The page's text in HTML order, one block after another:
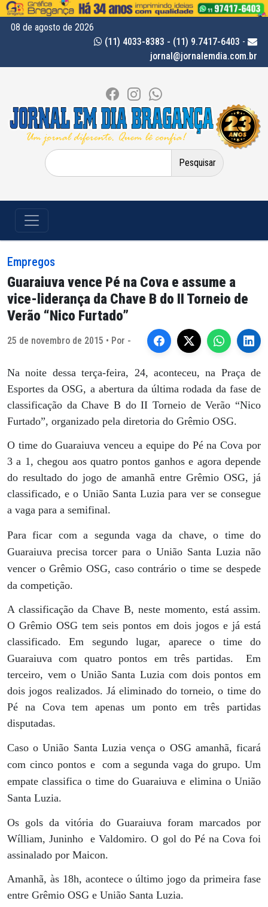
08 de agosto de 2026
(11) 4033-8383 - (11) 9.7417-6403 -
jornal@jornalemdia.com.br
Pesquisar
por:
Empregos
Guaraiuva vence Pé na Cova e assume a
vice-liderança da Chave B do II Torneio de
Verão “Nico Furtado”
25 de novembro de 2015 • Por -
Na noite dessa terça-feira, 24, aconteceu, na Praça de
Esportes da OSG, a abertura da última rodada da fase de
classificação da Chave B do II Torneio de Verão “Nico
Furtado”, organizado pela diretoria do Grêmio OSG.
O time do Guaraiuva venceu a equipe do Pé na Cova por
3 a 1, chegou aos quatro pontos ganhos e agora depende
do resultado do jogo de amanhã entre Grêmio OSG, já
classificado, e o União Santa Luzia para ver se consegue
a vaga para a semifinal.
Para ficar com a segunda vaga da chave, o time do
Guaraiuva precisa torcer para o União Santa Luzia não
vencer o Grêmio OSG, caso contrário o time se despede
da competição.
A classificação da Chave B, neste momento, está assim.
O Grêmio OSG tem seis pontos em dois jogos e já está
classificado. Em segundo lugar, aparece o time do
Guaraiuva com quatro pontos em três partidas.
Em
terceiro, vem o União Santa Luzia com dois pontos em
dois jogos realizados. Já eliminado do torneio, o time do
Pé na Cova tem apenas um ponto em três partidas
disputadas.
Caso o União Santa Luzia vença o OSG amanhã, ficará
com cinco pontos e
com a segunda vaga do grupo. Um
empate classifica o time do Guaraiuva e elimina o União
Santa Luzia.
Os gols da vitória do Guaraiuva foram marcados por
Wílliam, Juninho e Valdomiro. O gol do Pé na Cova foi
assinalado por Maicon.
Amanhã, às 18h, acontece o último jogo da primeira fase
entre Grêmio OSG e União Santa Luzia.